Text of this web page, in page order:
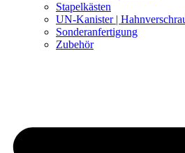
Stapelkästen
UN-Kanister |
Sonderanfertigung
Zubehör